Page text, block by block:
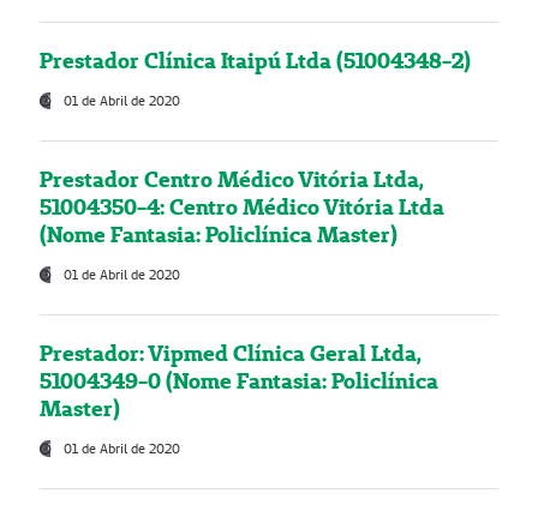
Prestador Clínica Itaipú Ltda (51004348-2)
01 de Abril de 2020
Prestador Centro Médico Vitória Ltda,
51004350-4: Centro Médico Vitória Ltda
(Nome Fantasia: Policlínica Master)
01 de Abril de 2020
Prestador: Vipmed Clínica Geral Ltda,
51004349-0 (Nome Fantasia: Policlínica
Master)
01 de Abril de 2020